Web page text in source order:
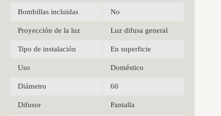
Bombillas incluidas No
Proyección de la luz Luz difusa general
Tipo de instalación En superficie
Uso Doméstico
Diámetro 60
Difusor Pantalla